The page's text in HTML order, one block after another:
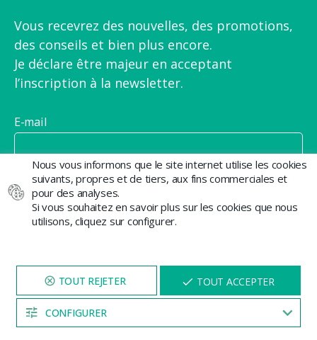
Vous recevrez des nouvelles, des promotions,
des conseils et bien plus encore.
Je déclare être majeur en acceptant
l’inscription à la newsletter.
E-mail
J'accepte la politique de confidentialité et je reçois
Nous vous informons que le site internet utilise les cookies
suivants, propres et de tiers, aux fins commerciales et
pour des analyses.
Si vous souhaitez en savoir plus sur les cookies que nous
utilisons, cliquez sur configurer.
CONFIGURER
TOUT ACCEPTER
NAVIGUEZ SUR NOTRE SITE
PENDANT 5 MINUTES ET UNE
REMISEVOUS SERA PROPOSÉE
04:53